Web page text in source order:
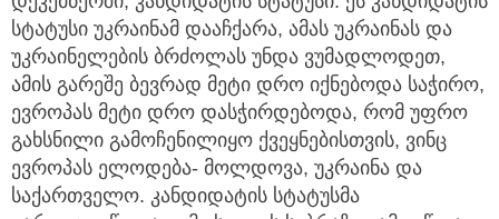
სტატუსი უკრაინამ დააჩქარა, ამას უკრაინას და
უკრაინელების ბრძოლას უნდა ვუმადლოდეთ,
ამის გარეშე ბევრად მეტი დრო იქნებოდა საჭირო,
ევროპას მეტი დრო დასჭირდებოდა, რომ უფრო
გახსნილი გამოჩენილიყო ქვეყნებისთვის, ვინც
ევროპას ელოდება- მოლდოვა, უკრაინა და
საქართველო. კანდიდატის სტატუსმა